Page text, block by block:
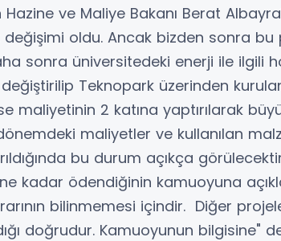
ve Maliye Bakanı Berat
değişimi oldu. Ancak bizden sonra
sonra üniversitedeki enerji ile ilgili
Teknopark üzerinden
maliyetinin 2 katına yaptırılarak
maliyetler ve kullanılan
bu durum açıkça
kadar ödendiğinin kamuoyuna
bilinmemesi içindir. Diğer
doğrudur. Kamuoyunun bilgisine"